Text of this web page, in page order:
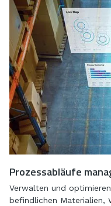
Prozessabläufe
Verwalten und
befindlichen Materialien,